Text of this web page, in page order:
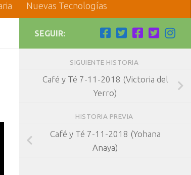
Nuevas Tecnologías
SEGUIR:
SIGUIENTE HISTORIA
Café y Té 7-11-2018 (Victoria del
Yerro)
HISTORIA PREVIA
Café y Té 7-11-2018 (Yohana
Anaya)